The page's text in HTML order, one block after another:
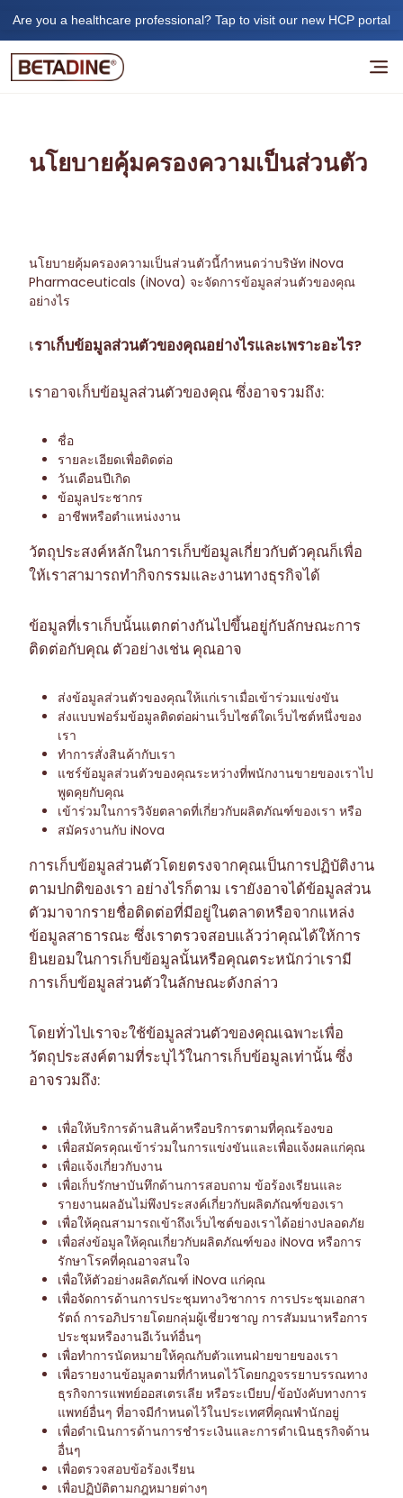
Are you a healthcare professional? Tap to visit our new HCP portal
นโยบายคุ้มครองความเป็นส่วนตัว
นโยบายคุ้มครองความเป็นส่วนตัวนี้กำหนดว่าบริษัท iNova
Pharmaceuticals (iNova) จะจัดการข้อมูลส่วนตัวของคุณ
อย่างไร
เราเก็บข้อมูลส่วนตัวของคุณอย่างไรและเพราะอะไร?
เราอาจเก็บข้อมูลส่วนตัวของคุณ ซึ่งอาจรวมถึง:
ชื่อ
รายละเอียดเพื่อติดต่อ
วันเดือนปีเกิด
ข้อมูลประชากร
อาชีพหรือตำแหน่งงาน
วัตถุประสงค์หลักในการเก็บข้อมูลเกี่ยวกับตัวคุณก็เพื่อ
ให้เราสามารถทำกิจกรรมและงานทางธุรกิจได้
ข้อมูลที่เราเก็บนั้นแตกต่างกันไปขึ้นอยู่กับลักษณะการ
ติดต่อกับคุณ ตัวอย่างเช่น คุณอาจ
ส่งข้อมูลส่วนตัวของคุณให้แก่เราเมื่อเข้าร่วมแข่งขัน
ส่งแบบฟอร์มข้อมูลติดต่อผ่านเว็บไซต์ใดเว็บไซต์หนึ่งของ
เรา
ทำการสั่งสินค้ากับเรา
แชร์ข้อมูลส่วนตัวของคุณระหว่างที่พนักงานขายของเราไป
พูดคุยกับคุณ
เข้าร่วมในการวิจัยตลาดที่เกี่ยวกับผลิตภัณฑ์ของเรา หรือ
สมัครงานกับ iNova
การเก็บข้อมูลส่วนตัวโดยตรงจากคุณเป็นการปฏิบัติงาน
ตามปกติของเรา อย่างไรก็ตาม เรายังอาจได้ข้อมูลส่วน
ตัวมาจากรายชื่อติดต่อที่มีอยู่ในตลาดหรือจากแหล่ง
ข้อมูลสาธารณะ ซึ่งเราตรวจสอบแล้วว่าคุณได้ให้การ
ยินยอมในการเก็บข้อมูลนั้นหรือคุณตระหนักว่าเรามี
การเก็บข้อมูลส่วนตัวในลักษณะดังกล่าว
โดยทั่วไปเราจะใช้ข้อมูลส่วนตัวของคุณเฉพาะเพื่อ
วัตถุประสงค์ตามที่ระบุไว้ในการเก็บข้อมูลเท่านั้น ซึ่ง
อาจรวมถึง:
เพื่อให้บริการด้านสินค้าหรือบริการตามที่คุณร้องขอ
เพื่อสมัครคุณเข้าร่วมในการแข่งขันและเพื่อแจ้งผลแก่คุณ
เพื่อแจ้งเกี่ยวกับงาน
เพื่อเก็บรักษาบันทึกด้านการสอบถาม ข้อร้องเรียนและ
รายงานผลอันไม่พึงประสงค์เกี่ยวกับผลิตภัณฑ์ของเรา
เพื่อให้คุณสามารถเข้าถึงเว็บไซต์ของเราได้อย่างปลอดภัย
เพื่อส่งข้อมูลให้คุณเกี่ยวกับผลิตภัณฑ์ของ iNova หรือการ
รักษาโรคที่คุณอาจสนใจ
เพื่อให้ตัวอย่างผลิตภัณฑ์ iNova แก่คุณ
เพื่อจัดการด้านการประชุมทางวิชาการ การประชุมเอกสา
รัตถ์ การอภิปรายโดยกลุ่มผู้เชี่ยวชาญ การสัมมนาหรือการ
ประชุมหรืองานอีเว้นท์อื่นๆ
เพื่อทำการนัดหมายให้คุณกับตัวแทนฝ่ายขายของเรา
เพื่อรายงานข้อมูลตามที่กำหนดไว้โดยกฎจรรยาบรรณทาง
ธุรกิจการแพทย์ออสเตรเลีย หรือระเบียบ/ข้อบังคับทางการ
แพทย์อื่นๆ ที่อาจมีกำหนดไว้ในประเทศที่คุณพำนักอยู่
เพื่อดำเนินการด้านการชำระเงินและการดำเนินธุรกิจด้าน
อื่นๆ
เพื่อตรวจสอบข้อร้องเรียน
เพื่อปฏิบัติตามกฎหมายต่างๆ